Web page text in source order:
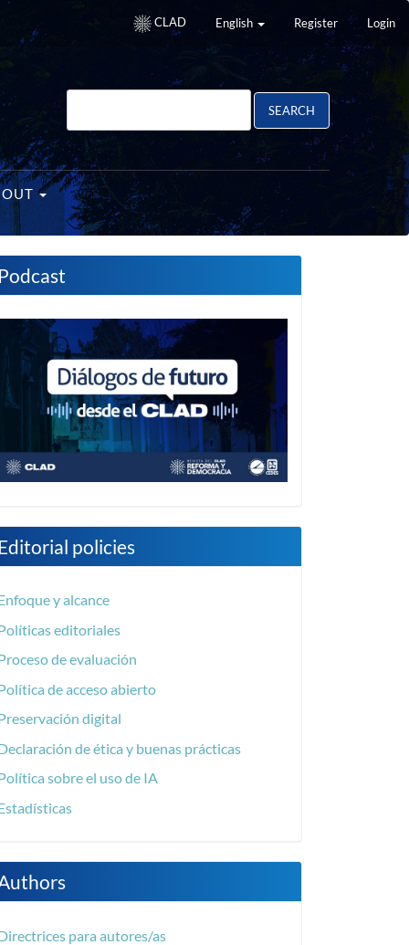
CLAD English Register Login
SEARCH
Podcast
policies
y alcance
editoriales
de evaluación
de acceso abierto
digital
de ética y buenas prácticas
sobre el uso de IA
para autores/as